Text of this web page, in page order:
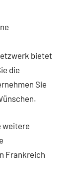
bietet
die
Sie
weitere
Frankreich